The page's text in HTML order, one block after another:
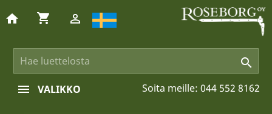

home shopping_cart 
Soita meille: 044 552 8162
VALIKKO